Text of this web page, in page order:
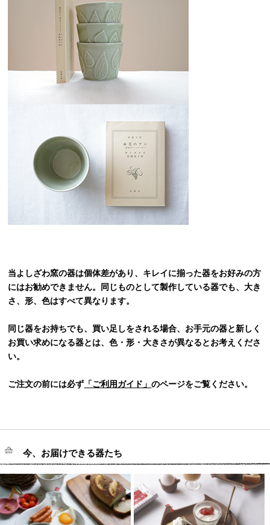
当よしざわ窯の器は個体差があり、キレイに揃った器をお好みの方
にはお勧めできません。同じものとして製作している器でも、大き
さ、形、色はすべて異なります。
同じ器をお持ちでも、買い足しをされる場合、お手元の器と新しく
お買い求めになる器とは、色・形・大きさが異なるとお考えくださ
い。
ご注文の前には必ず 「ご利用ガイド」のページをご覧ください。
今、お届けできる器たち